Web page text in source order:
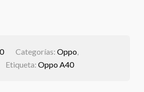
Categorías:Oppo,
Etiqueta:Oppo A40